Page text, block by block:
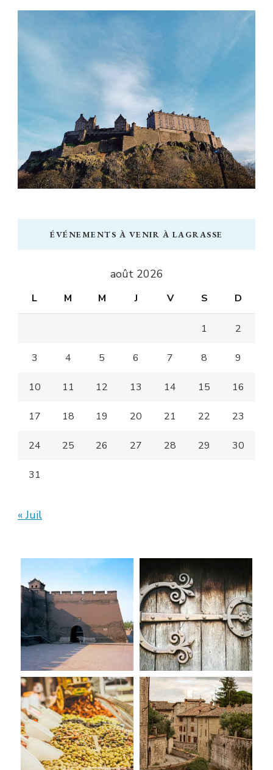
ÉVÉNEMENTS À VENIR À LAGRASSE
août 2026
L M M J V S D
1 2
3 4 5 6 7 8 9
10 11 12 13 14 15 16
17 18 19 20 21 22 23
24 25 26 27 28 29 30
31
« Juil